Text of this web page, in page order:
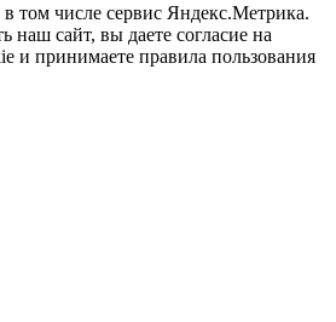
том числе сервис Яндекс.Метрика.
наш сайт, вы даете согласие на
и принимаете правила пользования